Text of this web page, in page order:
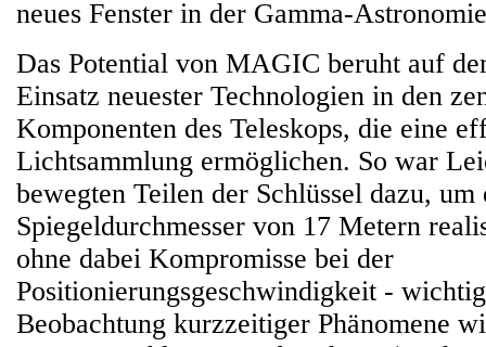
neues Fenster in der Gamma-
Das Potential von MAGIC beruht auf
Einsatz neuester Technologien in den
Komponenten des Teleskops, die eine
Lichtsammlung ermöglichen. So war
bewegten Teilen der Schlüssel dazu, um
Spiegeldurchmesser von 17 Metern
ohne dabei Kompromisse bei der
Positionierungsgeschwindigkeit -
Beobachtung kurzzeitiger Phänomene